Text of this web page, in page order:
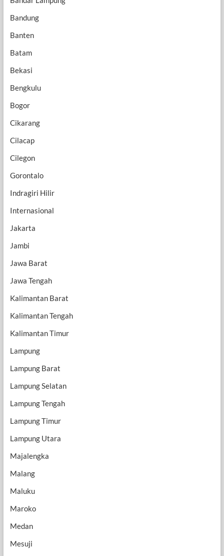
Bandung
Banten
Batam
Bekasi
Bengkulu
Bogor
Cikarang
Cilacap
Cilegon
Gorontalo
Indragiri Hilir
Internasional
Jakarta
Jambi
Jawa Barat
Jawa Tengah
Kalimantan Barat
Kalimantan Tengah
Kalimantan Timur
Lampung
Lampung Barat
Lampung Selatan
Lampung Tengah
Lampung Timur
Lampung Utara
Majalengka
Malang
Maluku
Maroko
Medan
Mesuji